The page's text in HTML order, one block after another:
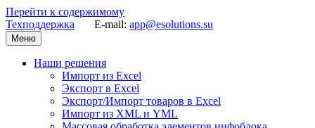
Перейти к содержимому
Техподдержка
E-mail: app@esolutions.su
Меню
Наши решения
Импорт из Excel
Экспорт в Excel
Экспорт/Импорт товаров в Excel
Импорт из XML и YML